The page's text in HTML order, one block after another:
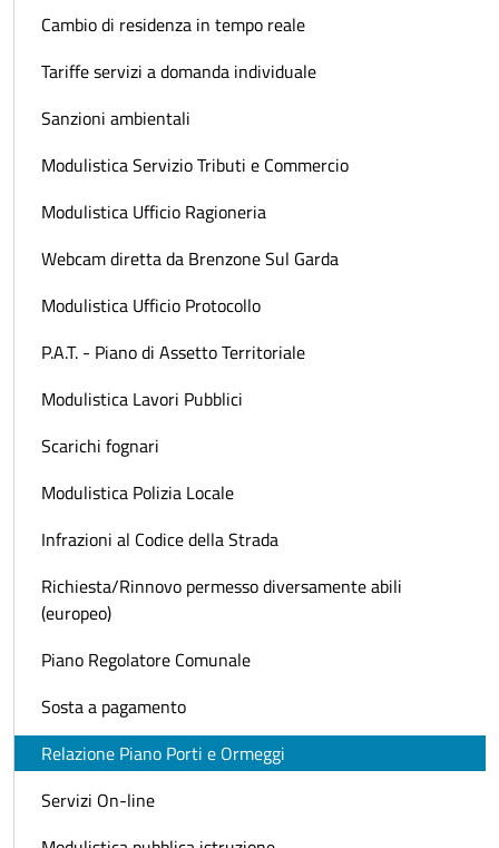
Cambio di residenza in tempo reale
Tariffe servizi a domanda individuale
Sanzioni ambientali
Modulistica Servizio Tributi e Commercio
Modulistica Ufficio Ragioneria
Webcam diretta da Brenzone Sul Garda
Modulistica Ufficio Protocollo
P.A.T. - Piano di Assetto Territoriale
Modulistica Lavori Pubblici
Scarichi fognari
Modulistica Polizia Locale
Infrazioni al Codice della Strada
Richiesta/Rinnovo permesso diversamente abili
(europeo)
Piano Regolatore Comunale
Sosta a pagamento
Relazione Piano Porti e Ormeggi
Servizi On-line